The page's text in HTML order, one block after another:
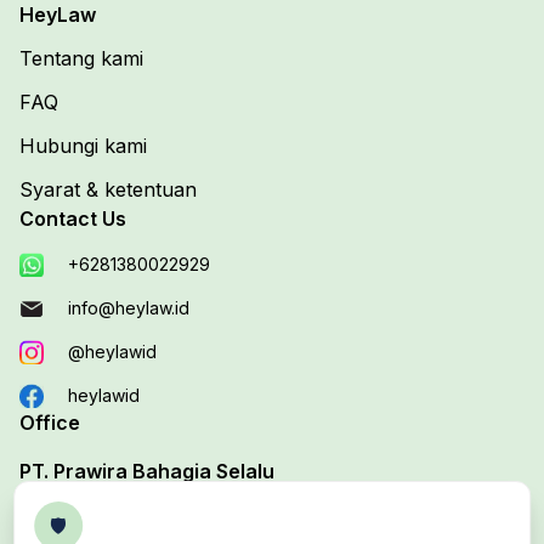
HeyLaw
Tentang kami
FAQ
Hubungi kami
Syarat & ketentuan
Contact Us
+6281380022929
info@heylaw.id
@heylawid
heylawid
Office
PT. Prawira Bahagia Selalu
Your Trusted Legal Edutech Platform
🛡️